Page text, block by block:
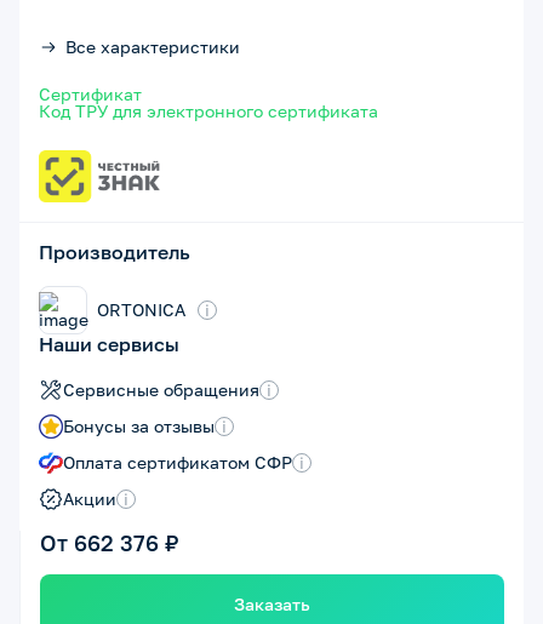
Все характеристики
Сертификат
Код ТРУ для электронного сертификата
Производитель
ORTONICA i
Наши сервисы
Сервисные обращения i
Бонусы за отзывы i
Оплата сертификатом СФР i
Акции i
От 662 376 ₽
Заказать